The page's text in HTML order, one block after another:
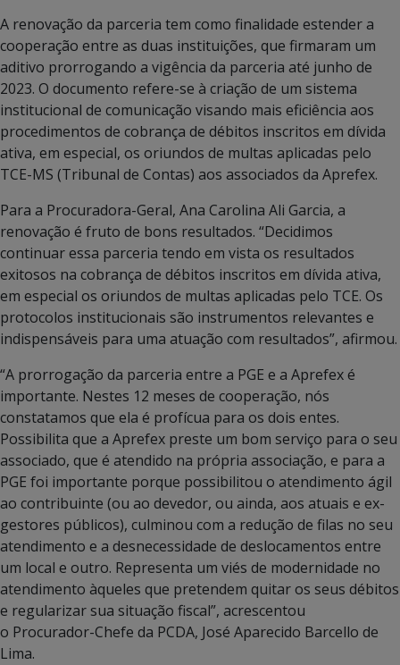
A renovação da parceria tem como finalidade estender a
cooperação entre as duas instituições, que firmaram um
aditivo prorrogando a vigência da parceria até junho de
2023. O documento refere-se à criação de um sistema
institucional de comunicação visando mais eficiência aos
procedimentos de cobrança de débitos inscritos em dívida
ativa, em especial, os oriundos de multas aplicadas pelo
TCE-MS (Tribunal de Contas) aos associados da Aprefex.
Para a Procuradora-Geral, Ana Carolina Ali Garcia, a
renovação é fruto de bons resultados. “Decidimos
continuar essa parceria tendo em vista os resultados
exitosos na cobrança de débitos inscritos em dívida ativa,
em especial os oriundos de multas aplicadas pelo TCE. Os
protocolos institucionais são instrumentos relevantes e
indispensáveis para uma atuação com resultados”, afirmou.
“A prorrogação da parceria entre a PGE e a Aprefex é
importante. Nestes 12 meses de cooperação, nós
constatamos que ela é profícua para os dois entes.
Possibilita que a Aprefex preste um bom serviço para o seu
associado, que é atendido na própria associação, e para a
PGE foi importante porque possibilitou o atendimento ágil
ao contribuinte (ou ao devedor, ou ainda, aos atuais e ex-
gestores públicos), culminou com a redução de filas no seu
atendimento e a desnecessidade de deslocamentos entre
um local e outro. Representa um viés de modernidade no
atendimento àqueles que pretendem quitar os seus débitos
e regularizar sua situação fiscal”, acrescentou
o Procurador-Chefe da PCDA, José Aparecido Barcello de
Lima.